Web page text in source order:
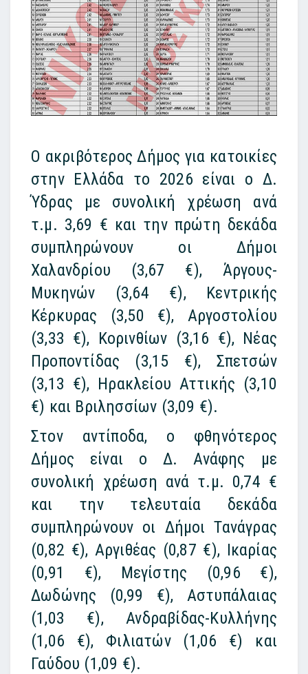
Ο ακριβότερος Δήμος για κατοικίες
στην Ελλάδα το 2026 είναι ο Δ.
Ύδρας με συνολική χρέωση ανά
τ.μ. 3,69 € και την πρώτη δεκάδα
συμπληρώνουν οι Δήμοι
Χαλανδρίου (3,67 €), Άργους-
Μυκηνών (3,64 €), Κεντρικής
Κέρκυρας (3,50 €), Αργοστολίου
(3,33 €), Κορινθίων (3,16 €), Νέας
Προποντίδας (3,15 €), Σπετσών
(3,13 €), Ηρακλείου Αττικής (3,10
€) και Βριλησσίων (3,09 €).
Στον αντίποδα, ο φθηνότερος
Δήμος είναι ο Δ. Ανάφης με
συνολική χρέωση ανά τ.μ. 0,74 €
και την τελευταία δεκάδα
συμπληρώνουν οι Δήμοι Τανάγρας
(0,82 €), Αργιθέας (0,87 €), Ικαρίας
(0,91 €), Μεγίστης (0,96 €),
Δωδώνης (0,99 €), Αστυπάλαιας
(1,03 €), Ανδραβίδας-Κυλλήνης
(1,06 €), Φιλιατών (1,06 €) και
Γαύδου (1,09 €).